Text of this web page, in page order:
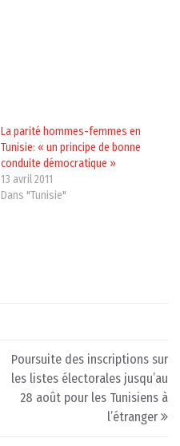
La parité hommes-femmes en
Tunisie: « un principe de bonne
conduite démocratique »
13 avril 2011
Dans "Tunisie"
Poursuite des inscriptions sur
les listes électorales jusqu’au
28 août pour les Tunisiens à
l’étranger